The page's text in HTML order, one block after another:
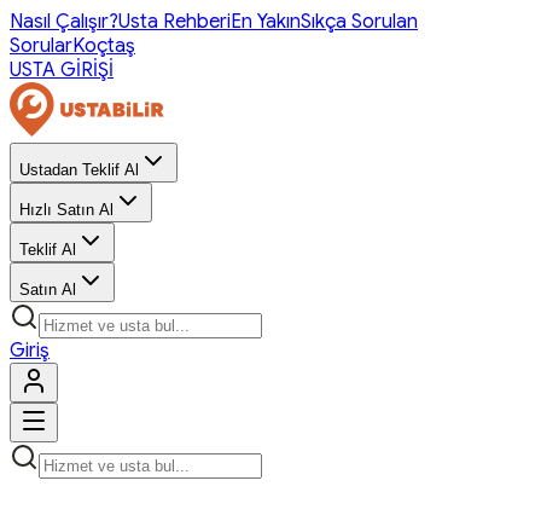
Nasıl Çalışır?Usta RehberiEn YakınSıkça Sorulan
SorularKoçtaş
USTA GİRİŞİ
Ustadan Teklif Al
Hızlı Satın Al
Teklif Al
Satın Al
Giriş